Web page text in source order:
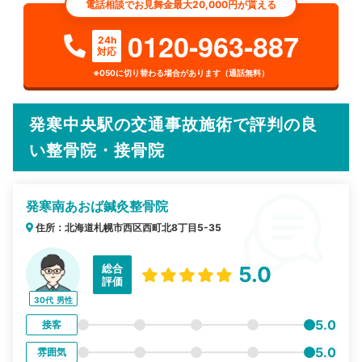
電話相談でお見舞金最大20,000円が貰える
24h
対応
0120-963-887
※050に切り替わる場合があります（通話無料）
発寒中央駅の交通事故施術で評判の良
い整骨院・接骨院
発寒南あおば鍼灸整骨院
住所：北海道札幌市西区西町北8丁目5-35
30代 男性
総合
評価
5.0
接客 5.0
雰囲気 5.0